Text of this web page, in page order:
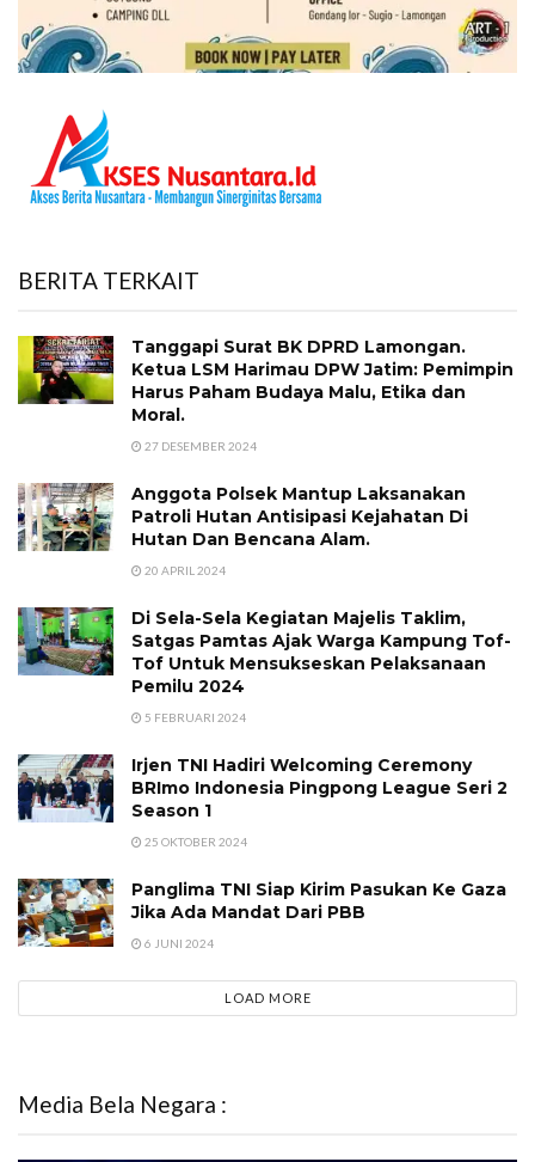
BERITA TERKAIT
Tanggapi Surat BK DPRD Lamongan.
Ketua LSM Harimau DPW Jatim: Pemimpin
Harus Paham Budaya Malu, Etika dan
Moral.
27 DESEMBER 2024
Anggota Polsek Mantup Laksanakan
Patroli Hutan Antisipasi Kejahatan Di
Hutan Dan Bencana Alam.
20 APRIL 2024
Di Sela-Sela Kegiatan Majelis Taklim,
Satgas Pamtas Ajak Warga Kampung Tof-
Tof Untuk Mensukseskan Pelaksanaan
Pemilu 2024
5 FEBRUARI 2024
Irjen TNI Hadiri Welcoming Ceremony
BRImo Indonesia Pingpong League Seri 2
Season 1
25 OKTOBER 2024
Panglima TNI Siap Kirim Pasukan Ke Gaza
Jika Ada Mandat Dari PBB
6 JUNI 2024
LOAD MORE
Media Bela Negara :